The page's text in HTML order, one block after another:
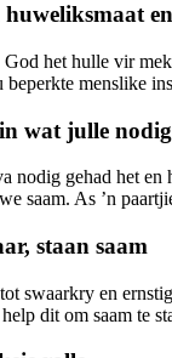
huweliksmaat
het hulle vir
menslike
wat julle
nodig gehad het
saam. As ’n
staan saam
swaarkry en
dit om saam te